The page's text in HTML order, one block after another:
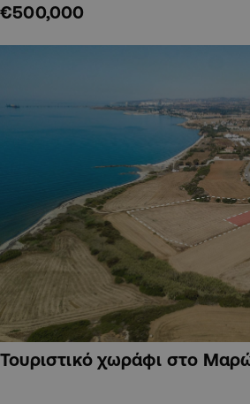
€500,000
Τουριστικό χωράφι στο